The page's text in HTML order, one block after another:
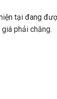
tại đang
phải chăng.